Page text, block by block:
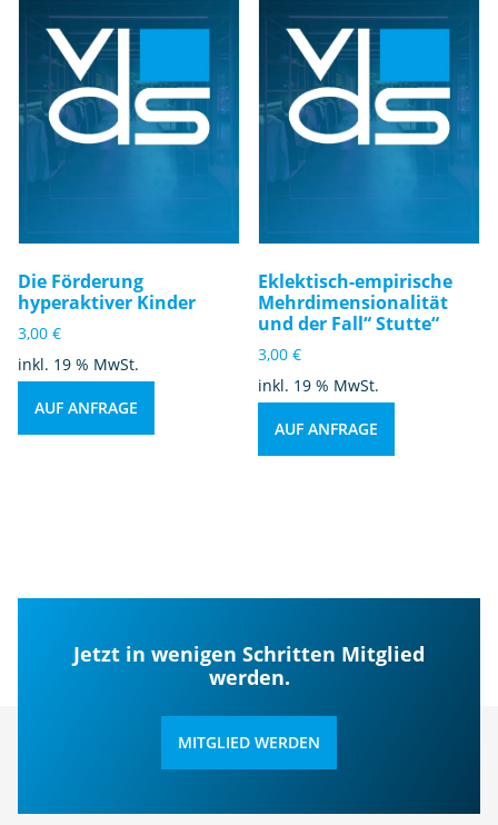
Die Förderung
hyperaktiver Kinder
3,00 €
inkl. 19 % MwSt.
AUF ANFRAGE
Eklektisch-empirische
Mehrdimensionalität
und der Fall“ Stutte“
3,00€
inkl. 19 % MwSt.
AUF ANFRAGE
Jetzt in wenigen Schritten Mitglied
werden.
MITGLIED WERDEN